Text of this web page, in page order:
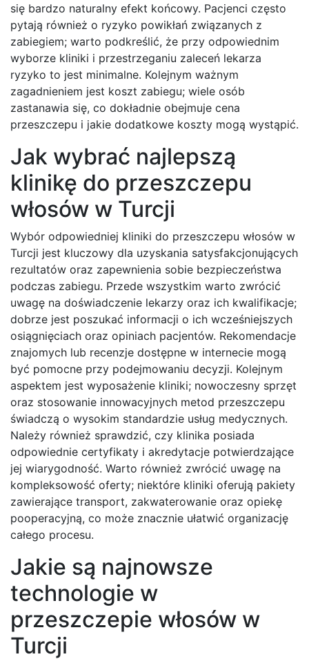
się bardzo naturalny efekt końcowy. Pacjenci często
pytają również o ryzyko powikłań związanych z
zabiegiem; warto podkreślić, że przy odpowiednim
wyborze kliniki i przestrzeganiu zaleceń lekarza
ryzyko to jest minimalne. Kolejnym ważnym
zagadnieniem jest koszt zabiegu; wiele osób
zastanawia się, co dokładnie obejmuje cena
przeszczepu i jakie dodatkowe koszty mogą wystąpić.
Jak wybrać najlepszą
klinikę do przeszczepu
włosów w Turcji
Wybór odpowiedniej kliniki do przeszczepu włosów w
Turcji jest kluczowy dla uzyskania satysfakcjonujących
rezultatów oraz zapewnienia sobie bezpieczeństwa
podczas zabiegu. Przede wszystkim warto zwrócić
uwagę na doświadczenie lekarzy oraz ich kwalifikacje;
dobrze jest poszukać informacji o ich wcześniejszych
osiągnięciach oraz opiniach pacjentów. Rekomendacje
znajomych lub recenzje dostępne w internecie mogą
być pomocne przy podejmowaniu decyzji. Kolejnym
aspektem jest wyposażenie kliniki; nowoczesny sprzęt
oraz stosowanie innowacyjnych metod przeszczepu
świadczą o wysokim standardzie usług medycznych.
Należy również sprawdzić, czy klinika posiada
odpowiednie certyfikaty i akredytacje potwierdzające
jej wiarygodność. Warto również zwrócić uwagę na
kompleksowość oferty; niektóre kliniki oferują pakiety
zawierające transport, zakwaterowanie oraz opiekę
pooperacyjną, co może znacznie ułatwić organizację
całego procesu.
Jakie są najnowsze
technologie w
przeszczepie włosów w
Turcji